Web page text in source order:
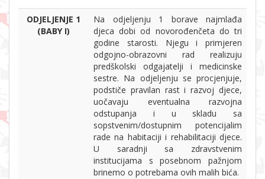
ODJELJENJE 1
(BABY I)
Na odjeljenju 1 borave najmlađa
djeca dobi od novorođenčeta do tri
godine starosti. Njegu i primjeren
odgojno-obrazovni rad realizuju
predškolski odgajatelji i medicinske
sestre. Na odjeljenju se procjenjuje,
podstiče pravilan rast i razvoj djece,
uočavaju eventualna razvojna
odstupanja i u skladu sa
sopstvenim/dostupnim potencijalim
rade na habitaciji i rehabilitaciji djece.
U saradnji sa zdravstvenim
institucijama s posebnom pažnjom
brinemo o potrebama ovih malih bića.